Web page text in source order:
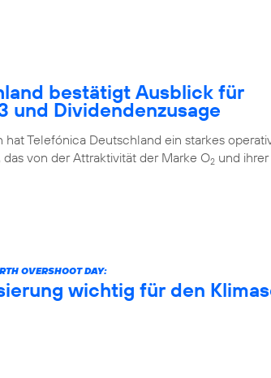
bestätigt Ausblick für
und Dividendenzusage
Telefónica Deutschland ein starkes
von der Attraktivität der Marke O2 und
OVERSHOOT DAY:
wichtig für den